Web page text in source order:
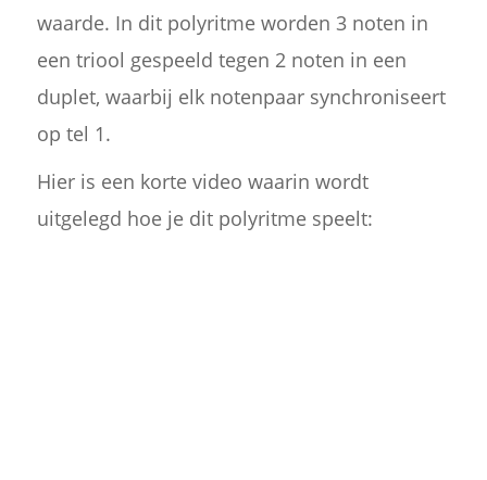
waarde. In dit polyritme worden 3 noten in
een triool gespeeld tegen 2 noten in een
duplet, waarbij elk notenpaar synchroniseert
op tel 1.
Hier is een korte video waarin wordt
uitgelegd hoe je dit polyritme speelt: